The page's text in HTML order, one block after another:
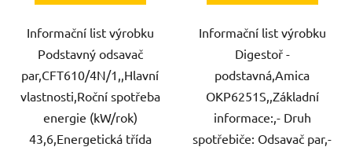
Informační list výrobku
Podstavný odsavač
par,CFT610/4N/1,,Hlavní
vlastnosti,Roční spotřeba
energie (kW/rok)
43,6,Energetická třída
Informační list výrobku
Digestoř -
podstavná,Amica
OKP6251S,,Základní
informace:,- Druh
spotřebiče: Odsavač par,-